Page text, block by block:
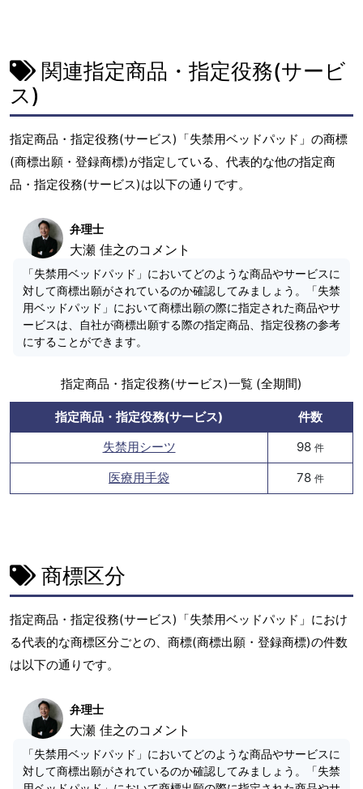
関連指定商品・指定役務(サービ
ス)
指定商品・指定役務(サービス)「失禁用ベッドパッド」の商標
(商標出願・登録商標)が指定している、代表的な他の指定商
品・指定役務(サービス)は以下の通りです。
弁理士
大瀬 佳之のコメント
「失禁用ベッドパッド」においてどのような商品やサービスに
対して商標出願がされているのか確認してみましょう。「失禁
用ベッドパッド」において商標出願の際に指定された商品やサ
ービスは、自社が商標出願する際の指定商品、指定役務の参考
にすることができます。
指定商品・指定役務(サービス)一覧 (全期間)
指定商品・指定役務(サービス)
件数
失禁用シーツ
98 件
医療用手袋 78 件
商標区分
指定商品・指定役務(サービス)「失禁用ベッドパッド」におけ
る代表的な商標区分ごとの、商標(商標出願・登録商標)の件数
は以下の通りです。
弁理士
大瀬 佳之のコメント
「失禁用ベッドパッド」においてどのような商品やサービスに
対して商標出願がされているのか確認してみましょう。「失禁